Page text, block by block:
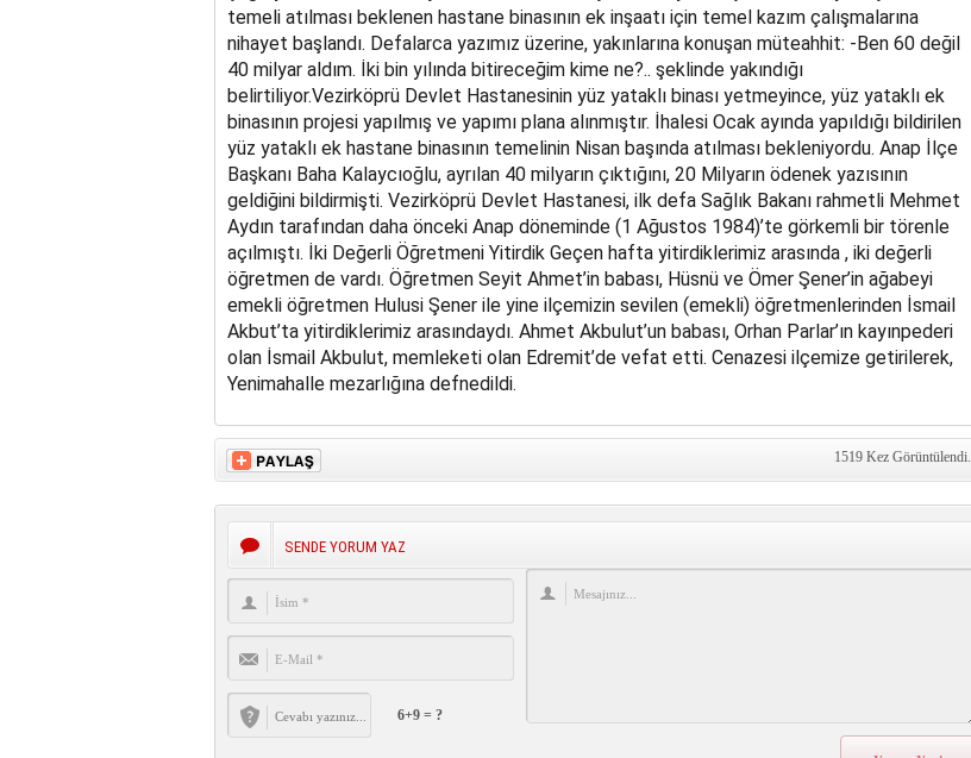
temeli atılması beklenen hastane binasının ek inşaatı için temel kazım çalışmalarına
nihayet başlandı. Defalarca yazımız üzerine, yakınlarına konuşan müteahhit: -Ben 60 değil
40 milyar aldım. İki bin yılında bitireceğim kime ne?.. şeklinde yakındığı
belirtiliyor.Vezirköprü Devlet Hastanesinin yüz yataklı binası yetmeyince, yüz yataklı ek
binasının projesi yapılmış ve yapımı plana alınmıştır. İhalesi Ocak ayında yapıldığı bildirilen
yüz yataklı ek hastane binasının temelinin Nisan başında atılması bekleniyordu. Anap İlçe
Başkanı Baha Kalaycıoğlu, ayrılan 40 milyarın çıktığını, 20 Milyarın ödenek yazısının
geldiğini bildirmişti. Vezirköprü Devlet Hastanesi, ilk defa Sağlık Bakanı rahmetli Mehmet
Aydın tarafından daha önceki Anap döneminde (1 Ağustos 1984)’te görkemli bir törenle
açılmıştı. İki Değerli Öğretmeni Yitirdik Geçen hafta yitirdiklerimiz arasında , iki değerli
öğretmen de vardı. Öğretmen Seyit Ahmet’in babası, Hüsnü ve Ömer Şener’in ağabeyi
emekli öğretmen Hulusi Şener ile yine ilçemizin sevilen (emekli) öğretmenlerinden İsmail
Akbut’ta yitirdiklerimiz arasındaydı. Ahmet Akbulut’un babası, Orhan Parlar’ın kayınpederi
olan İsmail Akbulut, memleketi olan Edremit’de vefat etti. Cenazesi ilçemize getirilerek,
Yenimahalle mezarlığına defnedildi.
1519 Kez Görüntülendi.
SENDE YORUM YAZ
6+9 = ?